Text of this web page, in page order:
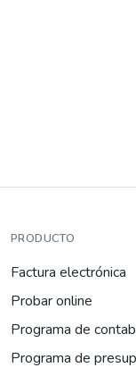
PRODUCTO
Factura electrónica
Probar online
Programa de
Programa de